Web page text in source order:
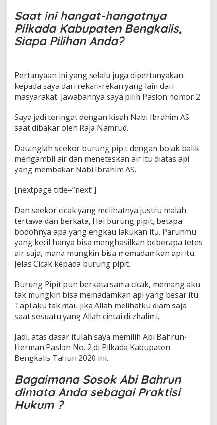
A
d
v
o
i
H
u
m
P
s
o
n
o
2
b
i
B
a
h
r
n
-
H
e
r
a
n
,
n
i
A
Saat ini hangat-hangatnya
Pilkada Kabupaten Bengkalis,
Siapa Pilihan Anda?
Pertanyaan ini yang selalu juga dipertanyakan
kepada saya dari rekan-rekan yang lain dari
masyarakat. Jawabannya saya pilih Paslon nomor 2.
Saya jadi teringat dengan kisah Nabi Ibrahim AS
saat dibakar oleh Raja Namrud.
Datanglah seekor burung pipit dengan bolak balik
mengambil air dan meneteskan air itu diatas api
yang membakar Nabi Ibrahim AS.
[nextpage title=”next”]
Dan seekor cicak yang melihatnya justru malah
tertawa dan berkata, Hai burung pipit, betapa
bodohnya apa yang engkau lakukan itu. Paruhmu
yang kecil hanya bisa menghasilkan beberapa tetes
air saja, mana mungkin bisa memadamkan api itu.
Jelas Cicak kepada burung pipit.
Burung Pipit pun berkata sama cicak, memang aku
tak mungkin bisa memadamkan api yang besar itu.
Tapi aku tak mau jika Allah melihatku diam saja
saat sesuatu yang Allah cintai di zhalimi.
Jadi, atas dasar itulah saya memilih Abi Bahrun-
Herman Paslon No. 2 di Pilkada Kabupaten
Bengkalis Tahun 2020 ini.
Bagaimana Sosok Abi Bahrun
dimata Anda sebagai Praktisi
Hukum ?